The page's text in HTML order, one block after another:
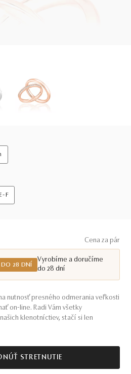
F
Cena za pár
28 DNÍ
Vyrobíme a doručíme
do 28 dní
nutnosť presného odmerania veľkosti
on-line. Radi Vám všetky
klenotníctiev, stačí si len
STRETNUTIE